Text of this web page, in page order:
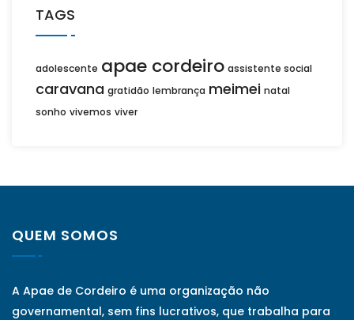
TAGS
adolescente apae cordeiro assistente social
caravana gratidão lembrança meimei natal
sonho vivemos viver
QUEM SOMOS
A Apae de Cordeiro é uma organização não
governamental, sem fins lucrativos, que trabalha para